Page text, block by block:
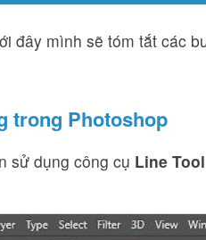
đây mình sẽ tóm tắt các
trong Photoshop
sử dụng công cụ Line Tool